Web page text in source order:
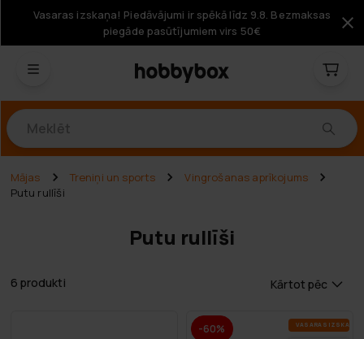
Vasaras izskaņa! Piedāvājumi ir spēkā līdz 9.8. Bezmaksas
piegāde pasūtījumiem virs 50€
Mājas Treniņi un sports
Vingrošanas aprīkojums
Putu rullīši
Putu rullīši
6 produkti Kārtot pēc
-60% VA­SA­RAS IZ­SKA­ŅA